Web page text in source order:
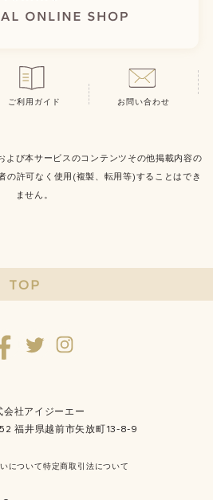
ご利用ガイド お問い合わせ
よび本サービスのコンテンツその他掲載内容の
の許可なく使用(複製、転用等)することはでき
ません。
TOP
会社アイジーエー
福井県越前市矢放町13-8-9
について特定商取引法について